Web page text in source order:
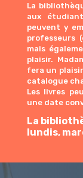
La
aux
peuvent y
professeurs
mais
plaisir.
fera un
catalogue
Les livres
une date
La
lundis,